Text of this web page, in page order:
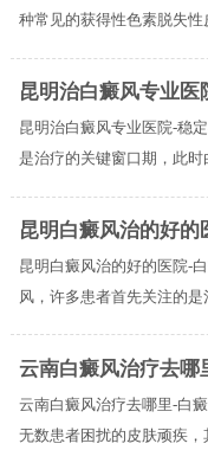
种常见的获得性色素脱失性
昆明治白癜风专业
昆明治白癜风专业医院-稳
是治疗的关键窗口期，此时
昆明白癜风治的好
昆明白癜风治的好的医院-
风，许多患者首先关注的是
云南白癜风治疗去哪
云南白癜风治疗去哪里-白
无数患者困扰的皮肤顽疾，